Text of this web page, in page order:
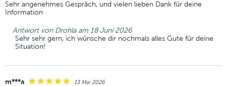
Sehr angenehmes Gespräch, und vielen lieben Dank für deine
Information
Antwort von Drohla am 18 Juni 2026
Sehr sehr gern, ich wünsche dir nochmals alles Gute für deine
Situation!
m***a 13 Mai 2026